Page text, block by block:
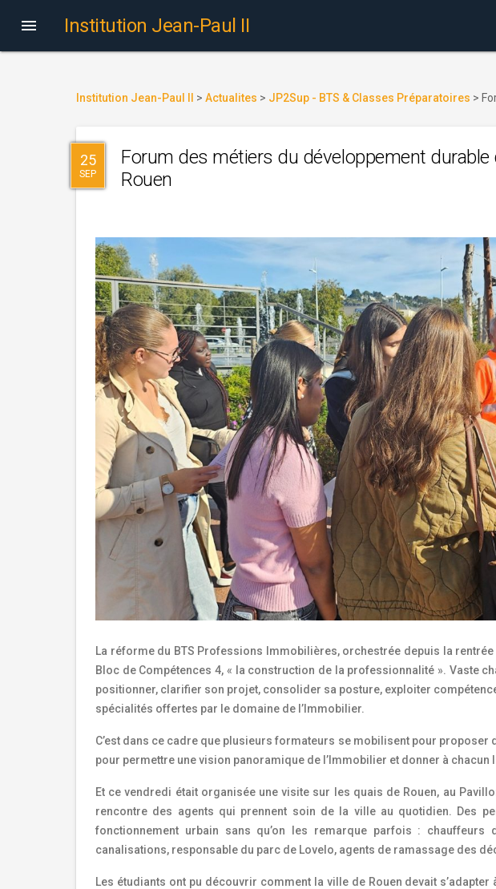
 Institution Jean-Paul II
Institution Jean-Paul II > Actualites > JP2Sup - BTS & Classes Préparatoires >
25
SEP
Forum des métiers du développement durable
Rouen
La réforme du BTS Professions Immobilières, orchestrée depuis la
Bloc de Compétences 4, « la construction de la professionnalité ». Vaste
positionner, clarifier son projet, consolider sa posture, exploiter
spécialités offertes par le domaine de l’Immobilier.
C’est dans ce cadre que plusieurs formateurs se mobilisent pour
pour permettre une vision panoramique de l’Immobilier et donner à chacun
Et ce vendredi était organisée une visite sur les quais de Rouen, au
rencontre des agents qui prennent soin de la ville au quotidien. Des
fonctionnement urbain sans qu’on les remarque parfois : chauffeurs
canalisations, responsable du parc de Lovelo, agents de ramassage des
Les étudiants ont pu découvrir comment la ville de Rouen devait s’adapter